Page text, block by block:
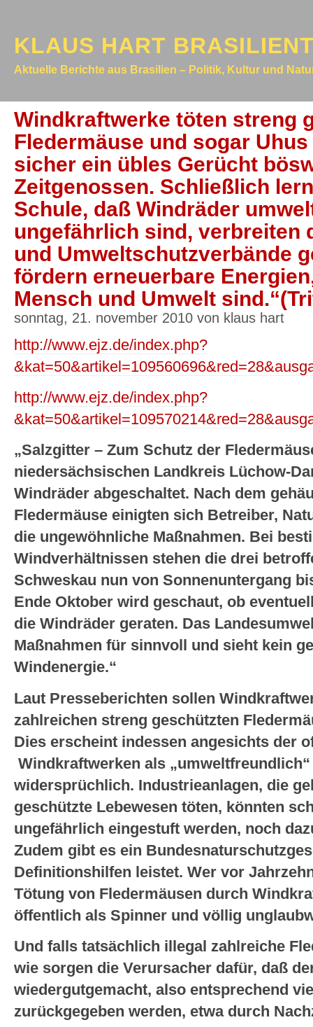
KLAUS HART
Aktuelle Berichte aus Brasilien – Politik, Kultur und
Windkraftwerke töten streng
Fledermäuse und sogar
sicher ein übles Gerücht
Zeitgenossen. Schließlich
Schule, daß Windräder
ungefährlich sind, verbreiten
und Umweltschutzverbände
fördern erneuerbare
Mensch und Umwelt
sonntag, 21. november 2010 von klaus hart
http://www.ejz.de/index.php?
http://www.ejz.de/index.php?
„Salzgitter – Zum Schutz der
niedersächsischen Landkreis Lüchow-
Windräder abgeschaltet. Nach dem
Fledermäuse einigten sich Betreiber,
die ungewöhnliche Maßnahmen. Bei
Windverhältnissen stehen die drei
Schweskau nun von Sonnenuntergang
Ende Oktober wird geschaut, ob
die Windräder geraten. Das
Maßnahmen für sinnvoll und sieht kein
Windenergie.“
Laut Presseberichten sollen
zahlreichen streng geschützten
Dies erscheint indessen angesichts der
Windkraftwerken als
widersprüchlich. Industrieanlagen, die
geschützte Lebewesen töten, könnten
ungefährlich eingestuft werden, noch
Zudem gibt es ein
Definitionshilfen leistet. Wer vor
Tötung von Fledermäusen durch
öffentlich als Spinner und völlig
Und falls tatsächlich illegal zahlreiche
wie sorgen die Verursacher dafür, daß
wiedergutgemacht, also entsprechend
zurückgegeben werden, etwa durch